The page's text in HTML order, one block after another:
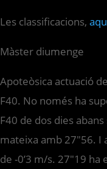
Les classificacions,
Màster diumenge
Apoteòsica actuació
F40. No només ha
F40 de dos dies
mateixa amb 27″56.
de -0’3 m/s. 27″19